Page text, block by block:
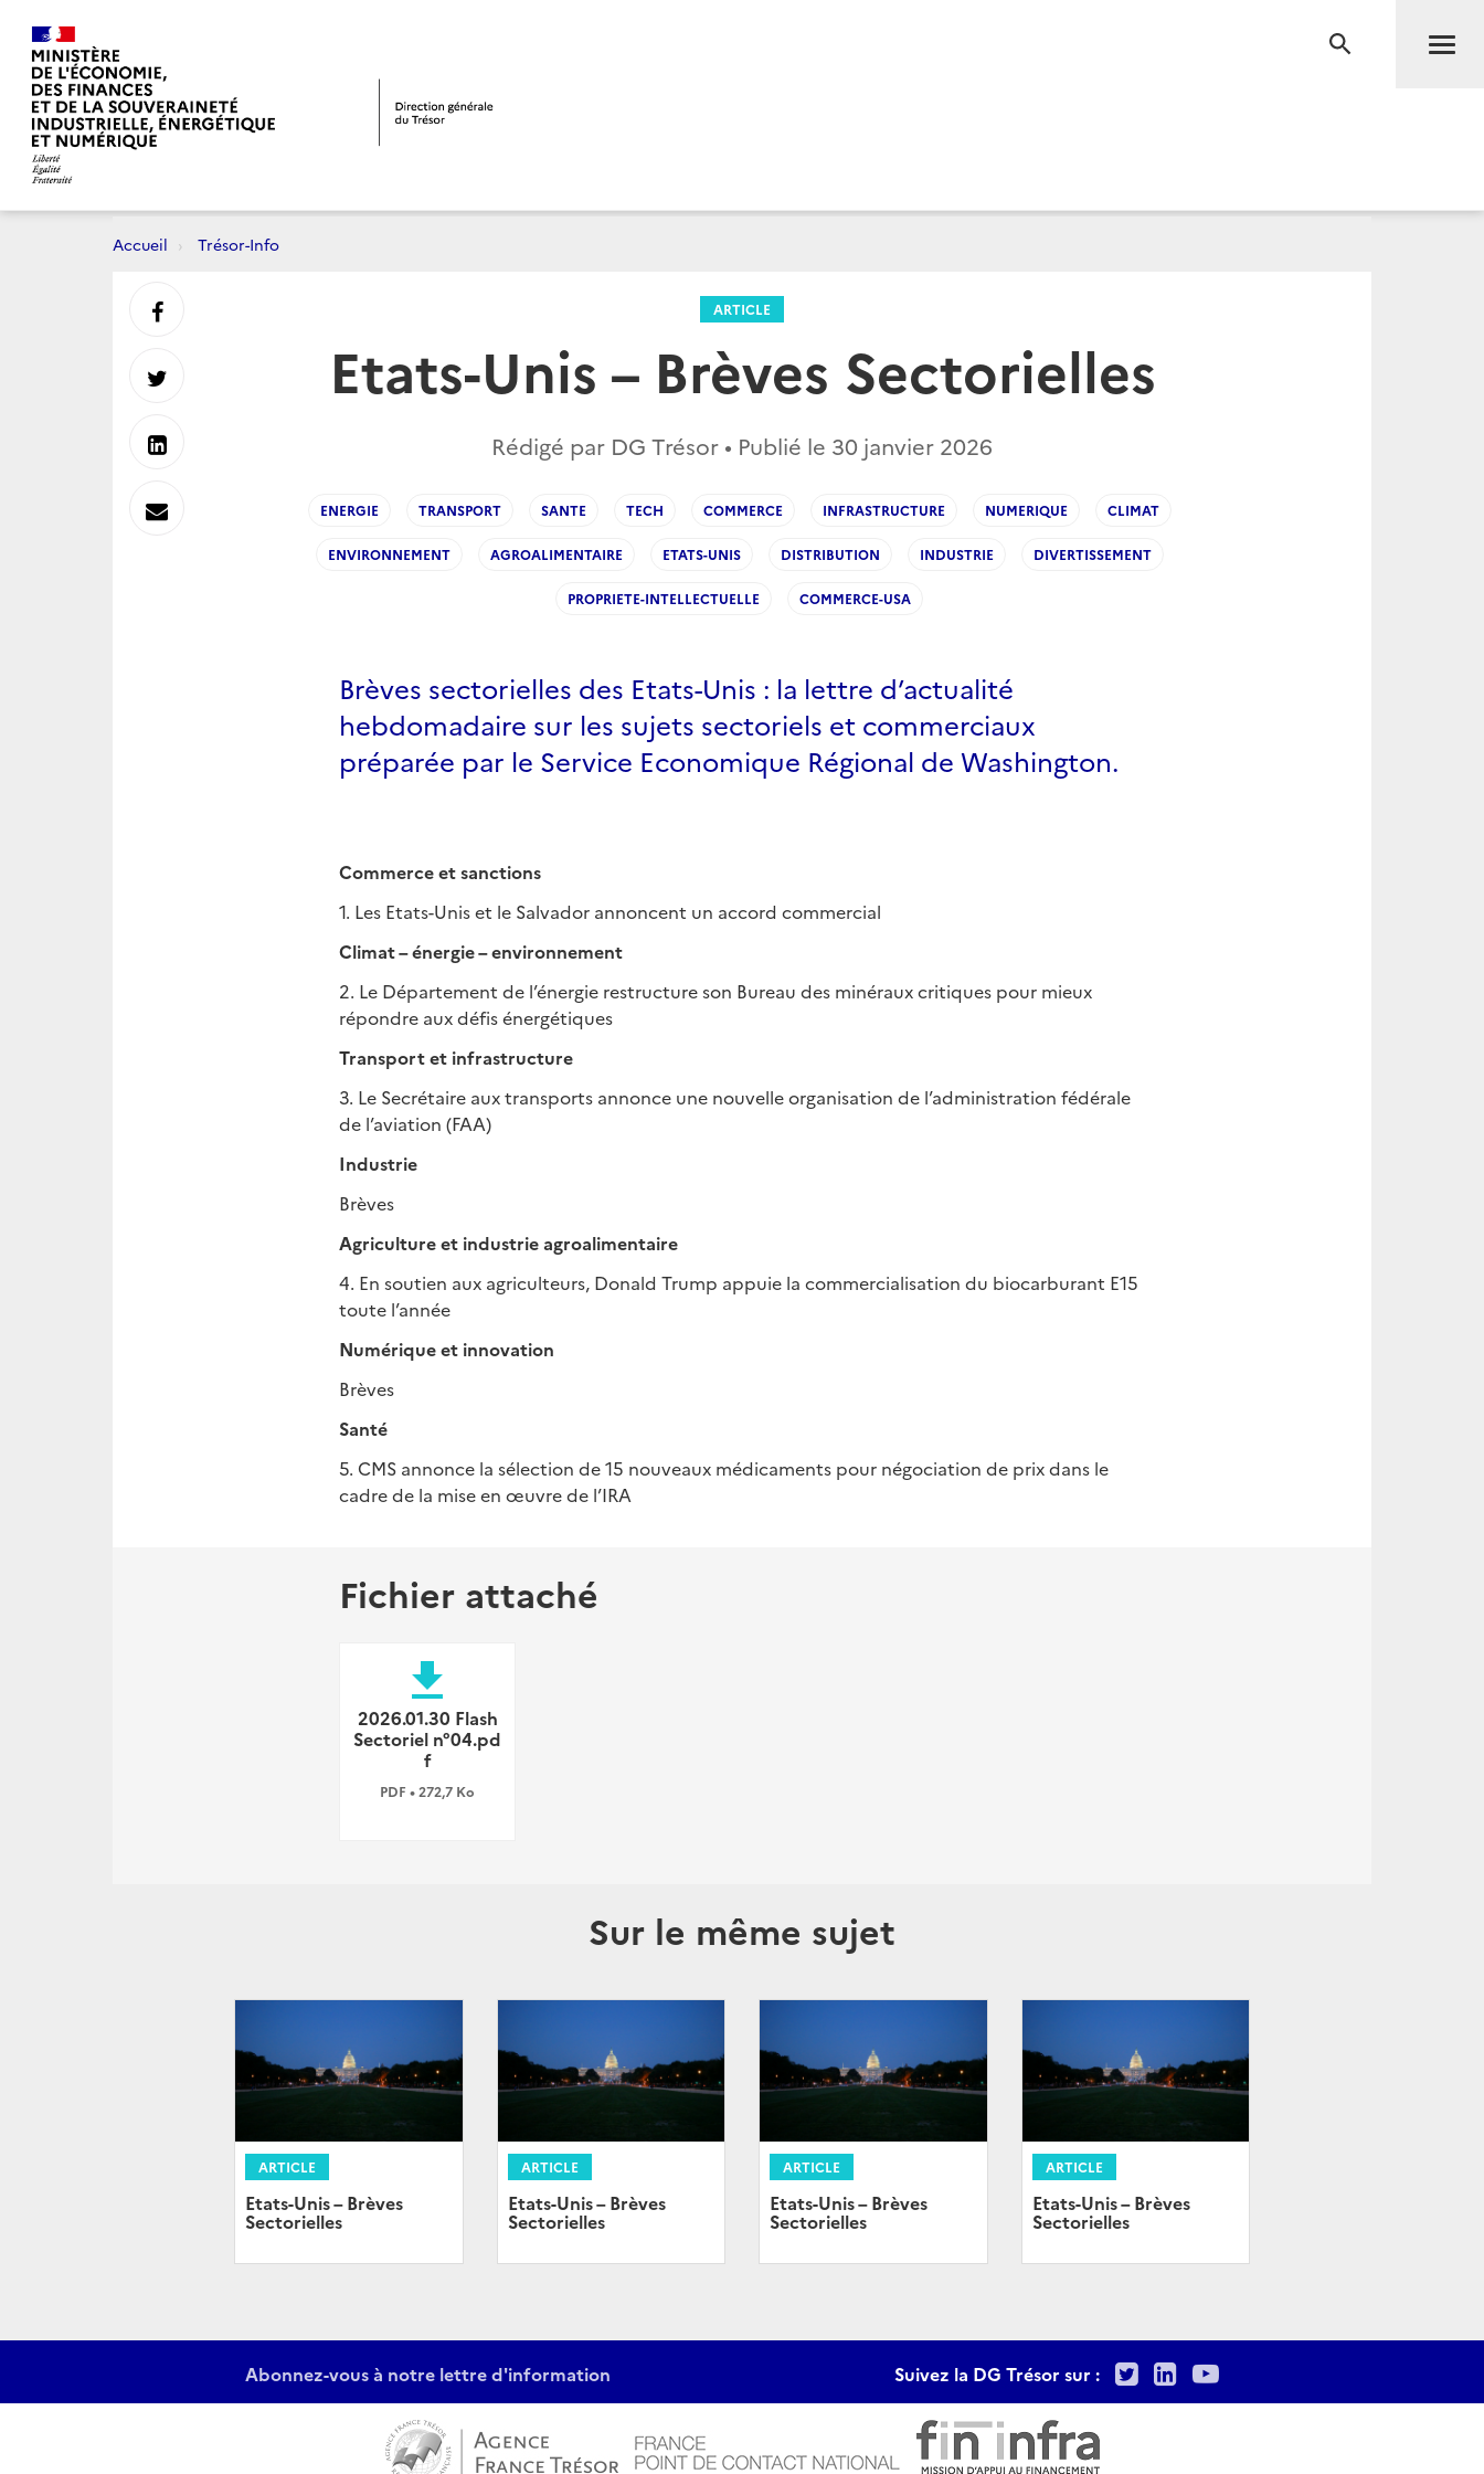
RECHERCHE
Accueil Trésor-Info
ARTICLE
Etats-Unis – Brèves Sectorielles
Rédigé par DG Trésor • Publié le 30 janvier 2026
ENERGIE TRANSPORT SANTE TECH COMMERCE INFRASTRUCTURE NUMERIQUE CLIMAT
ENVIRONNEMENT AGROALIMENTAIRE ETATS-UNIS DISTRIBUTION INDUSTRIE DIVERTISSEMENT
PROPRIETE-INTELLECTUELLE COMMERCE-USA
Brèves sectorielles des Etats-Unis : la lettre d’actualité
hebdomadaire sur les sujets sectoriels et commerciaux
préparée par le Service Economique Régional de Washington.
Commerce et sanctions
1. Les Etats-Unis et le Salvador annoncent un accord commercial
Climat – énergie – environnement
2. Le Département de l’énergie restructure son Bureau des minéraux critiques pour mieux
répondre aux défis énergétiques
Transport et infrastructure
3. Le Secrétaire aux transports annonce une nouvelle organisation de l’administration fédérale
de l’aviation (FAA)
Industrie
Brèves
Agriculture et industrie agroalimentaire
4. En soutien aux agriculteurs, Donald Trump appuie la commercialisation du biocarburant E15
toute l’année
Numérique et innovation
Brèves
Santé
5. CMS annonce la sélection de 15 nouveaux médicaments pour négociation de prix dans le
cadre de la mise en œuvre de l’IRA
Fichier attaché
file_download
2026.01.30 Flash
Sectoriel n°04.pd
f
PDF • 272,7 Ko
Sur le même sujet
ARTICLE
Etats-Unis – Brèves
Sectorielles
ARTICLE
Etats-Unis – Brèves
Sectorielles
ARTICLE
Etats-Unis – Brèves
Sectorielles
ARTICLE
Etats-Unis – Brèves
Sectorielles
Partager
sur
Partager
sur
Partager
sur
Envoyer
Abonnez-vous à notre lettre d'information Suivez la DG Trésor sur : TwitterLinkedIn
Youtube